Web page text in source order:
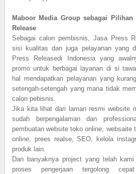
Maboor Media Group sebagai Pilihan
Release
Sebagai calon pembisnis, Jasa Press
sisi kualitas dan juga pelayanan yang
Press Releasedi Indonesia yang
promo untuk berbagai layanan di si
hal mendapatkan pelayanan yang
setengah-setengah yang mana tidak
calon pebisnis.
Jika kita lihat dari laman resmi website
sudah berpengalaman dan
pembuatan website toko online, websaite
online, prees realse, SEO, kelola
produk lain.
Dan banyaknya project yang telah
proses pengerjaan tergolong